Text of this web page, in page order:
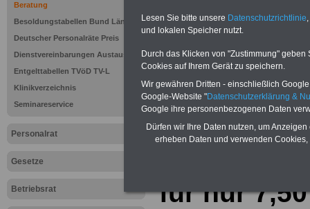
Beratung
Besoldungstabellen Bund Länder
Deutscher Personalräte Preis
Dienstvereinbarungen Austausch
Entgelttabellen TVöD TV-L
Klinikverzeichnis
Seminareservice
Personalrat
Gesetze
Betriebsrat
Hier bieten wir
ein
erläutern wir"
eBook
für nur
Lesen Sie bitte unsere Datenschutzrichtlinie
und lokalen Speicher nutzt.
Durch das Klicken von "Zustimmung"
Cookies auf Ihrem Gerät zu speichern.
Wir gewähren Dritten - einschließlich
Google-Website "Datenschutzerklärung &
Google ihre personenbezogenen Daten
Dürfen wir Ihre Daten nutzen, um
erheben Daten und verwenden